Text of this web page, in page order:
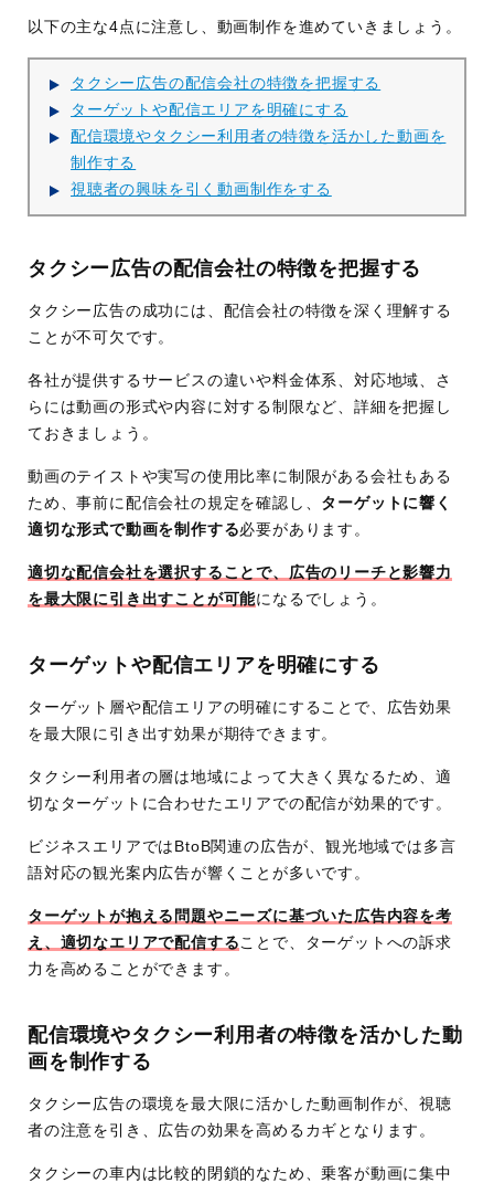
以下の主な4点に注意し、動画制作を進めていきましょう。
タクシー広告の配信会社の特徴を把握する
ターゲットや配信エリアを明確にする
配信環境やタクシー利用者の特徴を活かした動画を
制作する
視聴者の興味を引く動画制作をする
タクシー広告の配信会社の特徴を把握する
タクシー広告の成功には、配信会社の特徴を深く理解する
ことが不可欠です。
各社が提供するサービスの違いや料金体系、対応地域、さ
らには動画の形式や内容に対する制限など、詳細を把握し
ておきましょう。
動画のテイストや実写の使用比率に制限がある会社もある
ため、事前に配信会社の規定を確認し、 ターゲットに響く
適切な形式で動画を制作する必要があります。
適切な配信会社を選択することで、広告のリーチと影響力
を最大限に引き出すことが可能になるでしょう。
ターゲットや配信エリアを明確にする
ターゲット層や配信エリアの明確にすることで、広告効果
を最大限に引き出す効果が期待できます。
タクシー利用者の層は地域によって大きく異なるため、適
切なターゲットに合わせたエリアでの配信が効果的です。
ビジネスエリアではBtoB関連の広告が、観光地域では多言
語対応の観光案内広告が響くことが多いです。
ターゲットが抱える問題やニーズに基づいた広告内容を考
え、適切なエリアで配信する ことで、ターゲットへの訴求
力を高めることができます。
配信環境やタクシー利用者の特徴を活かした動
画を制作する
タクシー広告の環境を最大限に活かした動画制作が、視聴
者の注意を引き、広告の効果を高めるカギとなります。
タクシーの車内は比較的閉鎖的なため、乗客が動画に集中